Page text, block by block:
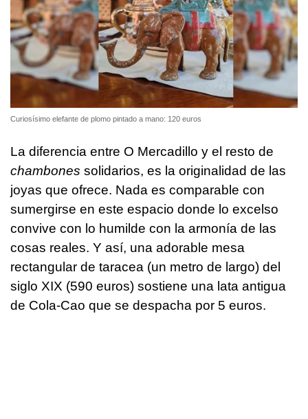
Curiosísimo elefante de plomo pintado a mano: 120 euros
La diferencia entre O Mercadillo y el resto de
chambones solidarios, es la originalidad de las
joyas que ofrece. Nada es comparable con
sumergirse en este espacio donde lo excelso
convive con lo humilde con la armonía de las
cosas reales. Y así, una adorable mesa
rectangular de taracea (un metro de largo) del
siglo XIX (590 euros) sostiene una lata antigua
de Cola-Cao que se despacha por 5 euros.